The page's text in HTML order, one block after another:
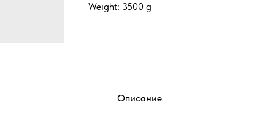
Weight: 3500 g
Описание